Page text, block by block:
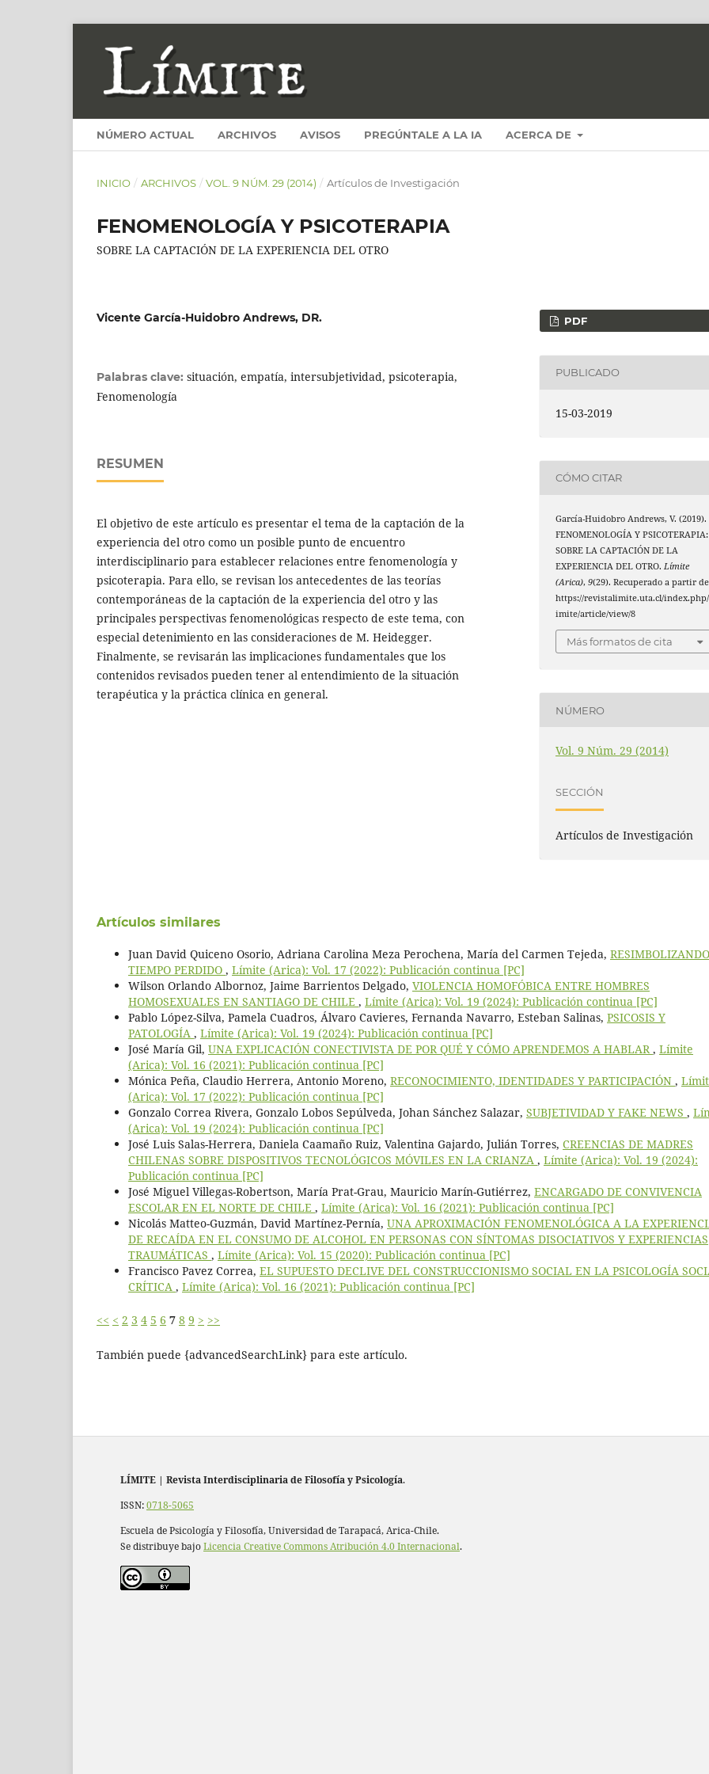
NÚMERO ACTUAL ARCHIVOS AVISOS PREGÚNTALE A LA IA ACERCA DE
INICIO / ARCHIVOS / VOL. 9 NÚM. 29 (2014) / Artículos de Investigación
FENOMENOLOGÍA Y PSICOTERAPIA
SOBRE LA CAPTACIÓN DE LA EXPERIENCIA DEL OTRO
Vicente García-Huidobro Andrews, DR.
Palabras clave: situación, empatía, intersubjetividad, psicoterapia,
Fenomenología
RESUMEN
El objetivo de este artículo es presentar el tema de la captación de la
experiencia del otro como un posible punto de encuentro
interdisciplinario para establecer relaciones entre fenomenología y
psicoterapia. Para ello, se revisan los antecedentes de las teorías
contemporáneas de la captación de la experiencia del otro y las
principales perspectivas fenomenológicas respecto de este tema, con
especial detenimiento en las consideraciones de M. Heidegger.
Finalmente, se revisarán las implicaciones fundamentales que los
contenidos revisados pueden tener al entendimiento de la situación
terapéutica y la práctica clínica en general.
PDF
PUBLICADO
15-03-2019
CÓMO CITAR
García-Huidobro Andrews, V. (2019).
FENOMENOLOGÍA Y PSICOTERAPIA:
SOBRE LA CAPTACIÓN DE LA
EXPERIENCIA DEL OTRO.Límite
(Arica),9(29). Recuperado a partir de
https://revistalimite.uta.cl/
imite/article/view/8
Más formatos de cita
NÚMERO
Vol. 9 Núm. 29 (2014)
SECCIÓN
Artículos de Investigación
Artículos similares
Juan David Quiceno Osorio, Adriana Carolina Meza Perochena, María del Carmen Tejeda,
TIEMPO PERDIDO , Límite (Arica): Vol. 17 (2022): Publicación continua [PC]
Wilson Orlando Albornoz, Jaime Barrientos Delgado, VIOLENCIA HOMOFÓBICA ENTRE HOMBRES
HOMOSEXUALES EN SANTIAGO DE CHILE , Límite (Arica): Vol. 19 (2024): Publicación continua [PC]
Pablo López-Silva, Pamela Cuadros, Álvaro Cavieres, Fernanda Navarro, Esteban Salinas, PSICOSIS Y
PATOLOGÍA , Límite (Arica): Vol. 19 (2024): Publicación continua [PC]
José María Gil, UNA EXPLICACIÓN CONECTIVISTA DE POR QUÉ Y CÓMO APRENDEMOS A HABLAR , Límite
(Arica): Vol. 16 (2021): Publicación continua [PC]
Mónica Peña, Claudio Herrera, Antonio Moreno, RECONOCIMIENTO, IDENTIDADES Y PARTICIPACIÓN ,
(Arica): Vol. 17 (2022): Publicación continua [PC]
Gonzalo Correa Rivera, Gonzalo Lobos Sepúlveda, Johan Sánchez Salazar, SUBJETIVIDAD Y FAKE NEWS ,
(Arica): Vol. 19 (2024): Publicación continua [PC]
José Luis Salas-Herrera, Daniela Caamaño Ruiz, Valentina Gajardo, Julián Torres, CREENCIAS DE MADRES
CHILENAS SOBRE DISPOSITIVOS TECNOLÓGICOS MÓVILES EN LA CRIANZA , Límite (Arica): Vol. 19 (2024):
Publicación continua [PC]
José Miguel Villegas-Robertson, María Prat-Grau, Mauricio Marín-Gutiérrez, ENCARGADO DE CONVIVENCIA
ESCOLAR EN EL NORTE DE CHILE , Límite (Arica): Vol. 16 (2021): Publicación continua [PC]
Nicolás Matteo-Guzmán, David Martínez-Pernía, UNA APROXIMACIÓN FENOMENOLÓGICA A LA
DE RECAÍDA EN EL CONSUMO DE ALCOHOL EN PERSONAS CON SÍNTOMAS DISOCIATIVOS Y EXPERIENCIAS
TRAUMÁTICAS , Límite (Arica): Vol. 15 (2020): Publicación continua [PC]
Francisco Pavez Correa, EL SUPUESTO DECLIVE DEL CONSTRUCCIONISMO SOCIAL EN LA PSICOLOGÍA
CRÍTICA , Límite (Arica): Vol. 16 (2021): Publicación continua [PC]
<< < 2 3 4 5 6 7 8 9 > >>
También puede {advancedSearchLink} para este artículo.
LÍMITE | Revista Interdisciplinaria de Filosofía y Psicología.
ISSN:0718-5065
Escuela de Psicología y Filosofía, Universidad de Tarapacá, Arica-Chile.
Se distribuye bajoLicencia Creative Commons Atribución 4.0 Internacional.